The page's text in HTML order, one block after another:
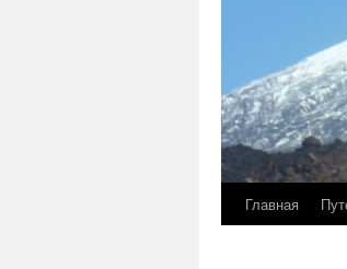
Перейти
Главная